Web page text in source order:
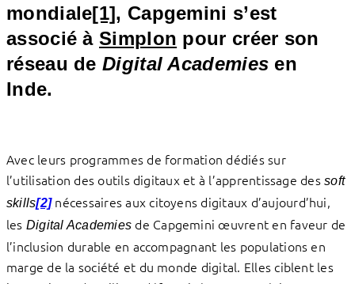
mondiale[1], Capgemini s’est
associé àSimplon pour créer son
réseau deDigital Academies en
Inde.
Avec leurs programmes de formation dédiés sur
l’utilisation des outils digitaux et à l’apprentissage dessoft
skills[2]nécessaires aux citoyens digitaux d’aujourd’hui,
les Digital Academies de Capgemini œuvrent en faveur de
l’inclusion durable en accompagnant les populations en
marge de la société et du monde digital. Elles ciblent les